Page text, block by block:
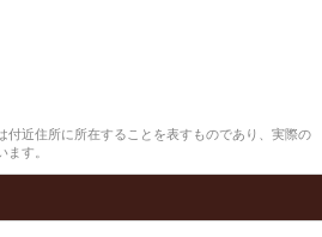
近住所に所在することを表すものであり、実際の
す。